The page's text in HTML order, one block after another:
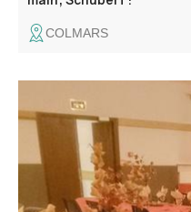
COLMARS
Soirée musicale avec
fêtes de Beauvezer.